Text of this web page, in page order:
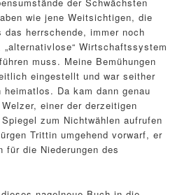
der Schwächsten
wie jene Weitsichtigen, die
das herrschende, immer noch
Wirtschaftssystem
muss. Meine Bemühungen
eingestellt und war seither
Da kam dann genau
einer der derzeitigen
zum Nichtwählen aufrufen
Trittin umgehend vorwarf, er
die Niederungen des